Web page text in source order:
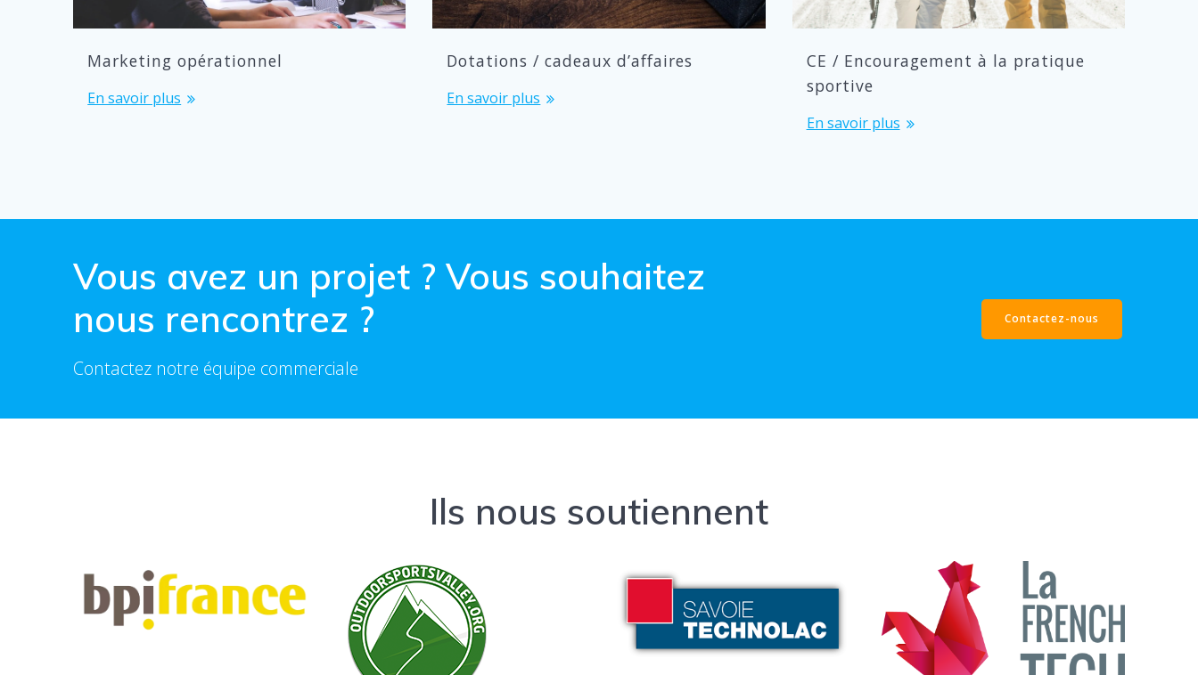
Marketing opérationnel
En savoir plus
Dotations / cadeaux d’affaires
En savoir plus
CE / Encouragement à la pratique
sportive
En savoir plus
Vous avez un projet ? Vous souhaitez
nous rencontrez ?
Contactez notre équipe commerciale
Contactez-nous
Ils nous soutiennent